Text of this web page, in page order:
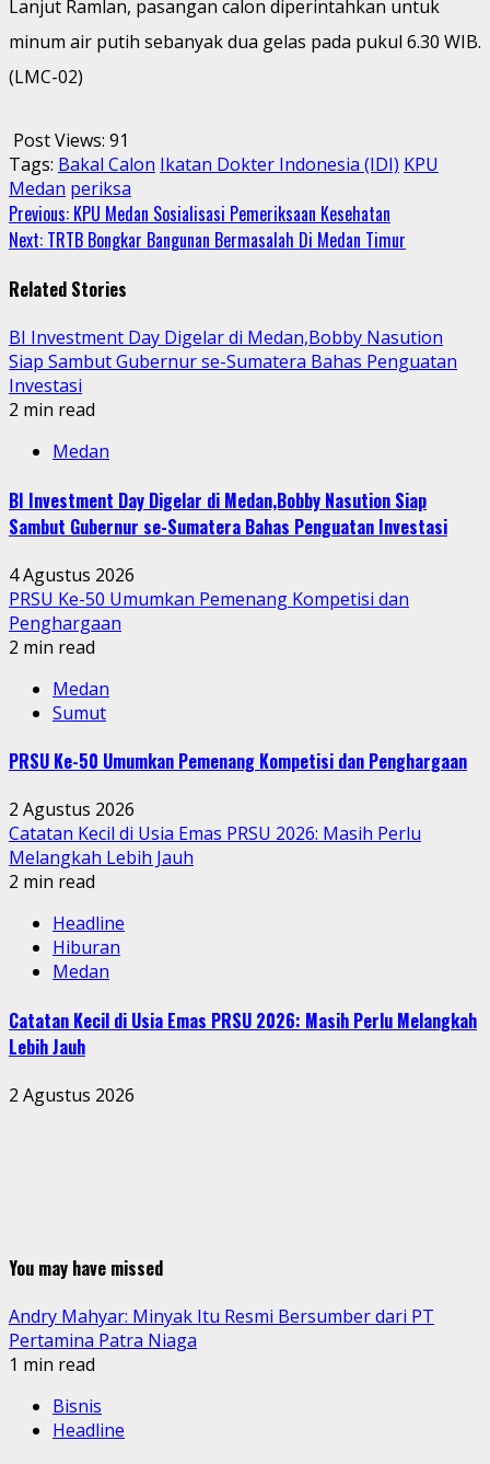
Lanjut Ramlan, pasangan calon diperintahkan untuk
minum air putih sebanyak dua gelas pada pukul 6.30 WIB.
(LMC-02)
Post Views: 91
Tags: Bakal Calon Ikatan Dokter Indonesia (IDI) KPU
Medan periksa
Continue
Reading
Previous: KPU Medan Sosialisasi Pemeriksaan Kesehatan
Next: TRTB Bongkar Bangunan Bermasalah Di Medan Timur
Related Stories
BI Investment Day Digelar di Medan,Bobby Nasution
Siap Sambut Gubernur se-Sumatera Bahas Penguatan
Investasi
2 min read
Medan
BI Investment Day Digelar di Medan,Bobby Nasution Siap
Sambut Gubernur se-Sumatera Bahas Penguatan Investasi
4 Agustus 2026
PRSU Ke-50 Umumkan Pemenang Kompetisi dan
Penghargaan
2 min read
Medan
Sumut
PRSU Ke-50 Umumkan Pemenang Kompetisi dan Penghargaan
2 Agustus 2026
Catatan Kecil di Usia Emas PRSU 2026: Masih Perlu
Melangkah Lebih Jauh
2 min read
Headline
Hiburan
Medan
Catatan Kecil di Usia Emas PRSU 2026: Masih Perlu Melangkah
Lebih Jauh
2 Agustus 2026
You may have missed
Andry Mahyar: Minyak Itu Resmi Bersumber dari PT
Pertamina Patra Niaga
1 min read
Bisnis
Headline